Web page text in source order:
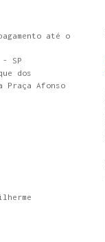
até o
SP
dos
Praça Afonso